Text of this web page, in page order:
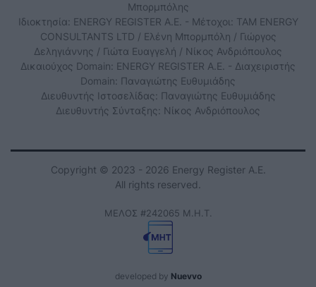
Μπορμπόλης
Ιδιοκτησία: ENERGY REGISTER Α.Ε. - Μέτοχοι: TAM ENERGY
CONSULTANTS LTD / Ελένη Μπορμπόλη / Γιώργος
Δεληγιάννης / Γιώτα Ευαγγελή / Νίκος Ανδριόπουλος
Δικαιούχος Domain: ENERGY REGISTER Α.Ε. - Διαχειριστής
Domain: Παναγιώτης Ευθυμιάδης
Διευθυντής Ιστοσελίδας: Παναγιώτης Ευθυμιάδης
Διευθυντής Σύνταξης: Νίκος Ανδριόπουλος
Copyright © 2023 - 2026 Energy Register Α.Ε.
All rights reserved.
ΜΕΛΟΣ #242065 Μ.Η.Τ.
developed by Nuevvo